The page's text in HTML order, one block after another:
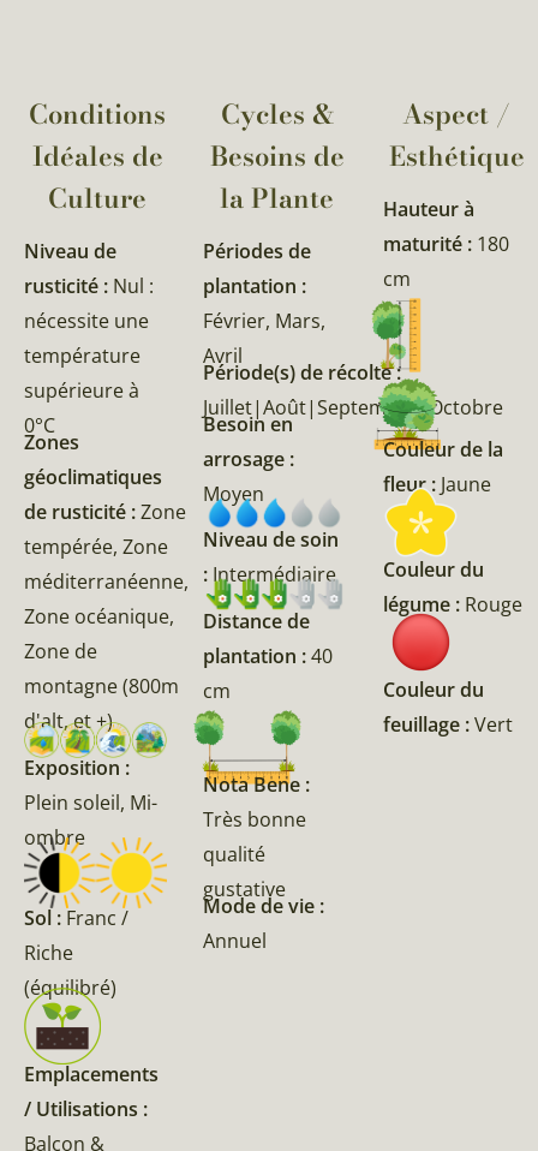
Conditions
Idéales de
Culture
Niveau de
rusticité : Nul :
nécessite une
température
supérieure à
0°C
Zones
géoclimatiques
de rusticité :Zone
tempérée, Zone
méditerranéenne,
Zone océanique,
Zone de
montagne (800m
d'alt, et +)
Exposition :
Plein soleil, Mi-
ombre
Sol : Franc /
Riche
(équilibré)
Emplacements
/ Utilisations :
Balcon &
Cycles &
Besoins de
la Plante​
Périodes de
plantation :
Février, Mars,
Avril
Période(s) de récolte :
Juillet|Août|Septembre|Octobre
Besoin en
arrosage :
Moyen
Niveau de soin
: Intermédiaire
Distance de
plantation :40
cm
Nota Bene :
Très bonne
qualité
gustative
Mode de vie :
Annuel
Aspect /
Esthétique
Hauteur à
maturité : 180
cm
Couleur de la
fleur : Jaune
Couleur du
légume : Rouge
Couleur du
feuillage :Vert